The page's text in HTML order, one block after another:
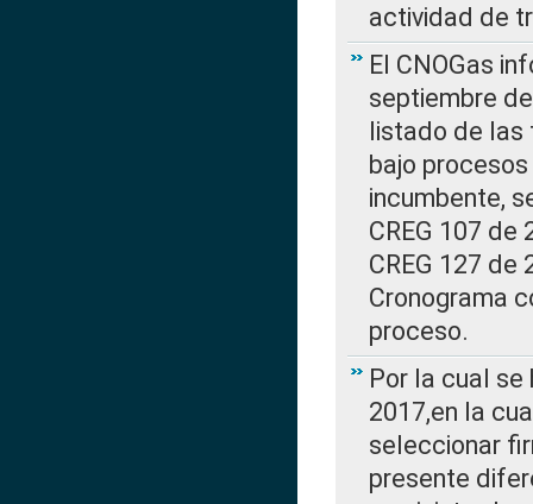
actividad de
El CNOGas
septiembre
listado de las
bajo
incumbente,
CREG 107
CREG 127 de
Cronograma
proceso.
Por la cual se
2017,en la
seleccionar
presente